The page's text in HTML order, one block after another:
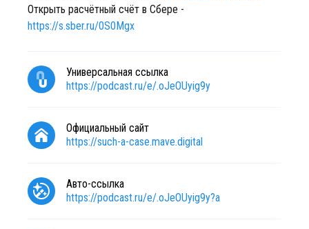
Открыть расчётный счёт в Сбере -
https://s.sber.ru/0S0Mgx
Универсальная ссылка
https://podcast.ru/e/.oJeOUyig9y
Официальный сайт
https://such-a-case.mave.digital
Авто-ссылка
https://podcast.ru/e/.oJeOUyig9y?a